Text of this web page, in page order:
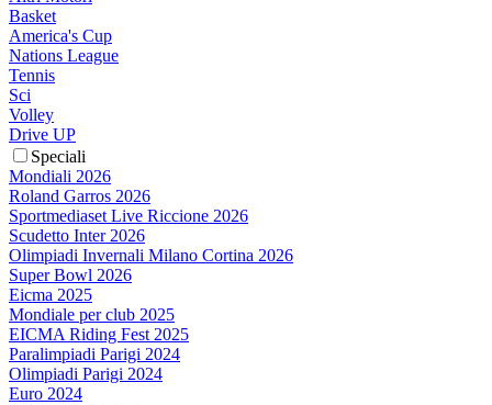
Basket
America's Cup
Nations League
Tennis
Sci
Volley
Drive UP
Speciali
Mondiali 2026
Roland Garros 2026
Sportmediaset Live Riccione 2026
Scudetto Inter 2026
Olimpiadi Invernali Milano Cortina 2026
Super Bowl 2026
Eicma 2025
Mondiale per club 2025
EICMA Riding Fest 2025
Paralimpiadi Parigi 2024
Olimpiadi Parigi 2024
Euro 2024